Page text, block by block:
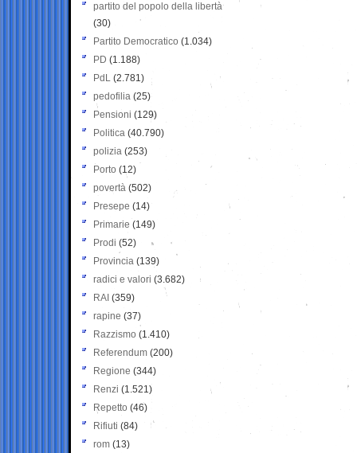
partito del popolo della libertà
(30)
Partito Democratico (1.034)
PD (1.188)
PdL (2.781)
pedofilia (25)
Pensioni (129)
Politica (40.790)
polizia (253)
Porto (12)
povertà (502)
Presepe (14)
Primarie (149)
Prodi (52)
Provincia (139)
radici e valori (3.682)
RAI (359)
rapine (37)
Razzismo (1.410)
Referendum (200)
Regione (344)
Renzi (1.521)
Repetto (46)
Rifiuti (84)
rom (13)